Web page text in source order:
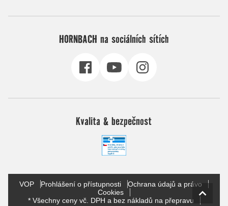
HORNBACH na sociálních sítích
Kvalita & bezpečnost
VOP Prohlášení o přístupnosti
Ochrana údajů a právo
Cookies
* Všechny ceny vč. DPH a bez nákladů na přepravu